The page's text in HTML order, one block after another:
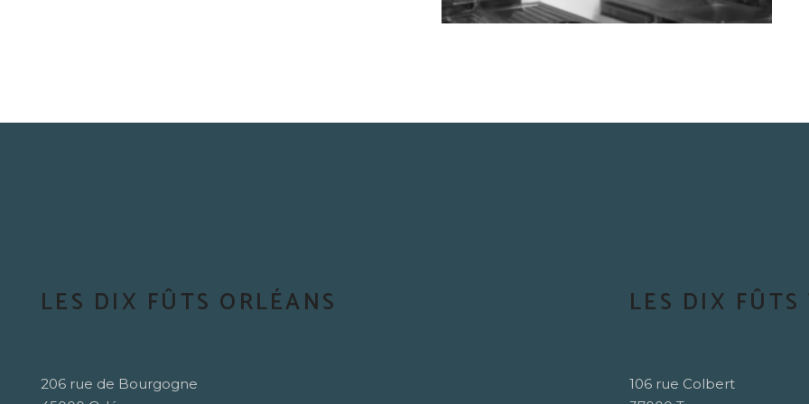
LES DIX FÛTS ORLÉANS
206 rue de Bourgogne
LES DIX FÛTS
106 rue Colbert